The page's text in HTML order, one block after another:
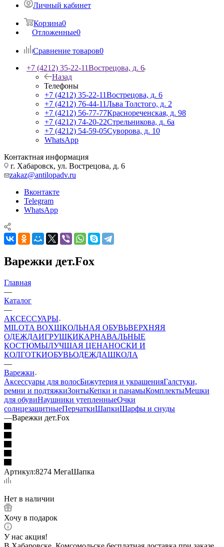
Личный кабинет
Корзина0
Отложенные0
Сравнение товаров0
+7 (4212) 35-22-11Вострецова, д. 6
Назад
Телефоны
+7 (4212) 35-22-11Вострецова, д. 6
+7 (4212) 76-44-11Льва Толстого, д. 2
+7 (4212) 56-77-77Краснореченская, д. 98
+7 (4212) 74-20-22Стрельникова, д. 6а
+7 (4212) 54-59-05Суворова, д. 10
WhatsApp
Контактная информация
г. Хабаровск, ул. Вострецова, д. 6
zakaz@antilopadv.ru
Вконтакте
Telegram
WhatsApp
Варежки дет.Fox
Главная
—
Каталог
—
АКСЕССУАРЫ
MILOTA BOXШКОЛЬНАЯ ОБУВЬВЕРХНЯЯ
ОДЕЖДАИГРУШКИКАРНАВАЛЬНЫЕ
КОСТЮМЫЛУЧШАЯ ЦЕНАНОСКИ И
КОЛГОТКИОБУВЬОДЕЖДАШКОЛА
—
Варежки
Аксессуары для волосБижутерия и украшенияГалстуки,
ремни и подтяжкиЗонтыКепки и панамыКомплектыМешки
для обувиНаушники утепленныеОчки
солнцезащитныеПерчаткиШапкиШарфы и снуды
—Варежки дет.Fox
Артикул:8274 МегаШапка
Нет в наличии
Хочу в подарок
У нас акция!